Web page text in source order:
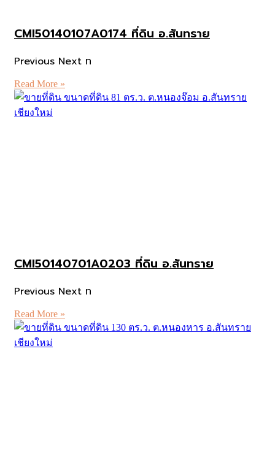
CMI50140107A0174 ที่ดิน อ.สันทราย
Previous Next ท
Read More »
CMI50140701A0203 ที่ดิน อ.สันทราย
Previous Next ท
Read More »